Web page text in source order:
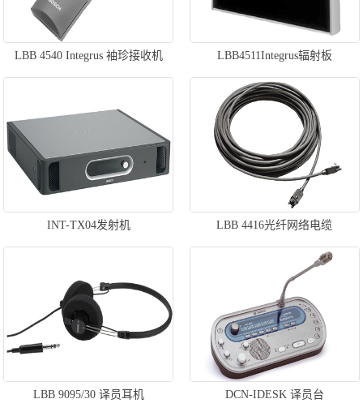
LBB 4540 Integrus 袖珍接收机 LBB4511Integrus辐射板
INT-TX04发射机 LBB 4416光纤网络电缆
LBB 9095/30 译员耳机 DCN-IDESK 译员台